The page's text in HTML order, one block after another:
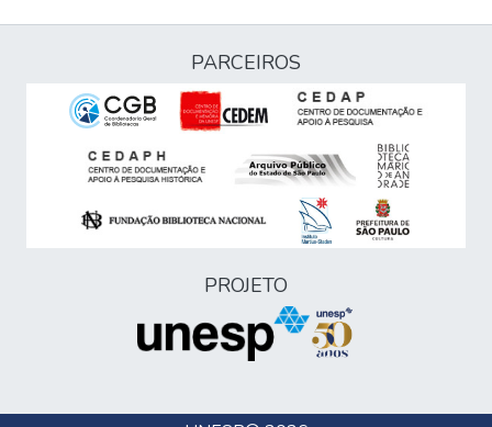
PARCEIROS
PROJETO